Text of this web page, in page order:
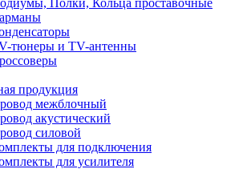
Полки, Кольца проставочные
тюнеры и TV-антенны
продукция
межблочный
акустический
силовой
для подключения
для усилителя